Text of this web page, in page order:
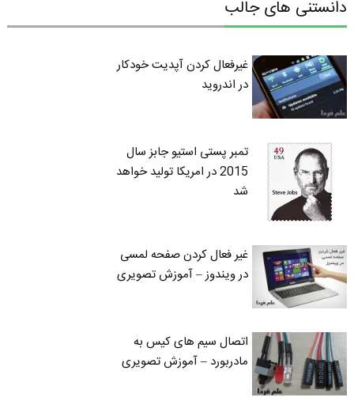
دانستنی های جالب
غیرفعال کردن آپدیت خودکار
در اندروید
تمبر پستی استیو جابز سال
2015 در امریکا تولید خواهد
شد
غیر فعال کردن صفحه لمسی
در ویندوز – آموزش تصویری
اتصال سیم های کیس به
مادربورد – آموزش تصویری